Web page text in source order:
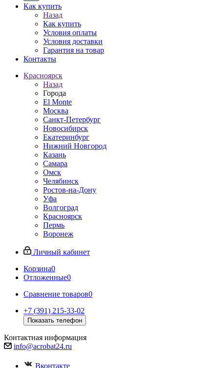
Как купить
Назад
Как купить
Условия оплаты
Условия доставки
Гарантия на товар
Контакты
Красноярск
Назад
Города
El Monte
Москва
Санкт-Петербург
Новосибирск
Екатеринбург
Нижний Новгород
Казань
Самара
Омск
Челябинск
Ростов-на-Дону
Уфа
Волгоград
Красноярск
Пермь
Воронеж
Личный кабинет
Корзина0
Отложенные0
Сравнение товаров0
+7 (391) 215-33-02
Показать телефон
Контактная информация
info@acrobat24.ru
Вконтакте